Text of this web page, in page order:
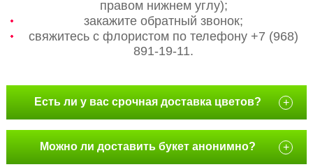
правом нижнем углу);
закажите обратный звонок;
свяжитесь с флористом по телефону +7 (968)
891-19-11.
Есть ли у вас срочная доставка цветов? +
Можно ли доставить букет анонимно? +